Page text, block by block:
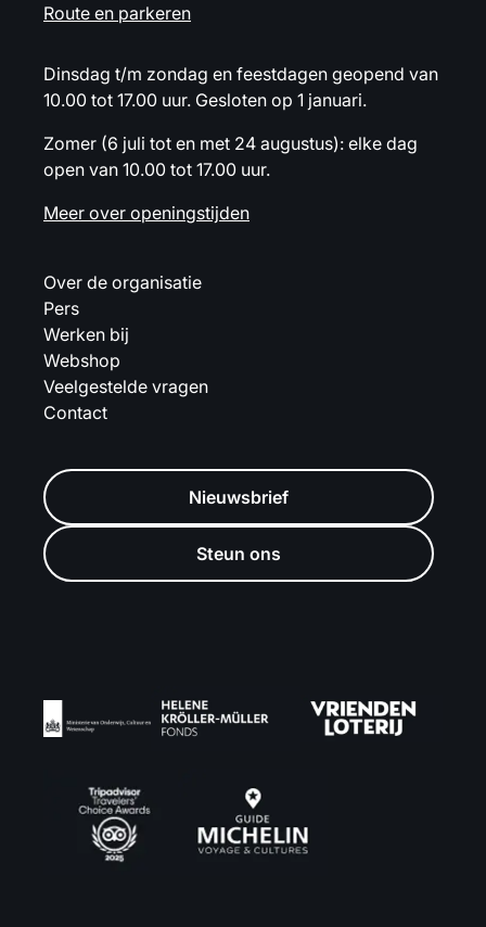
Route en parkeren
Dinsdag t/m zondag en feestdagen geopend van
10.00 tot 17.00 uur. Gesloten op 1 januari.
Zomer (6 juli tot en met 24 augustus): elke dag
open van 10.00 tot 17.00 uur.
Meer over openingstijden
Over de organisatie
Pers
Werken bij
Webshop
Veelgestelde vragen
Contact
Nieuwsbrief
Steun ons